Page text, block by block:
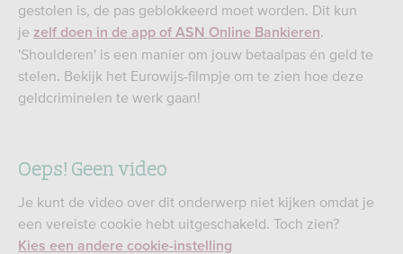
gestolen is, de pas geblokkeerd moet worden. Dit kun
je zelf doen in de app of ASN Online Bankieren.
'Shoulderen' is een manier om jouw betaalpas én geld te
stelen. Bekijk het Eurowijs-filmpje om te zien hoe deze
geldcriminelen te werk gaan!
Oeps! Geen video
Je kunt de video over dit onderwerp niet kijken omdat je
een vereiste cookie hebt uitgeschakeld. Toch zien?
Kies een andere cookie-instelling